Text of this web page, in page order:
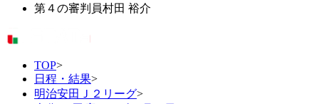
第４の審判員村田 裕介
TOP>
日程・結果>
明治安田Ｊ２リーグ>